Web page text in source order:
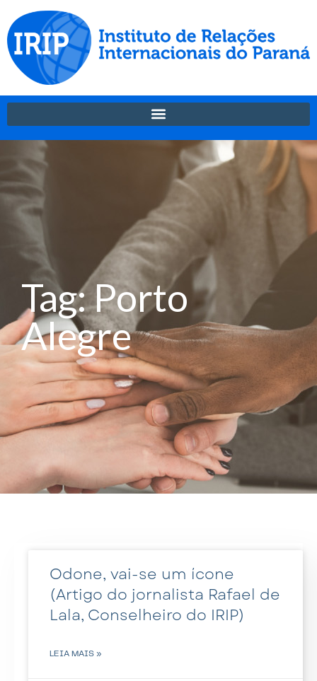
Tag: Porto
Alegre
Odone, vai-se um ícone
(Artigo do jornalista Rafael de
Lala, Conselheiro do IRIP)
LEIA MAIS »